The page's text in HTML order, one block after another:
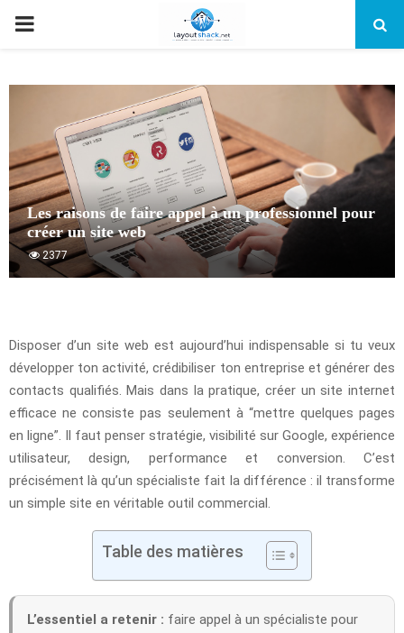
PRIMARY
Les raisons de faire appel à un professionnel pour
créer un site web
2377
Disposer d’un site web est aujourd’hui indispensable si tu veux
développer ton activité, crédibiliser ton entreprise et générer des
contacts qualifiés. Mais dans la pratique, créer un site internet
efficace ne consiste pas seulement à “mettre quelques pages
en ligne”. Il faut penser stratégie, visibilité sur Google, expérience
utilisateur, design, performance et conversion. C’est
précisément là qu’un spécialiste fait la différence : il transforme
un simple site en véritable outil commercial.
Table des matières
L’essentiel a retenir : faire appel à un spécialiste pour